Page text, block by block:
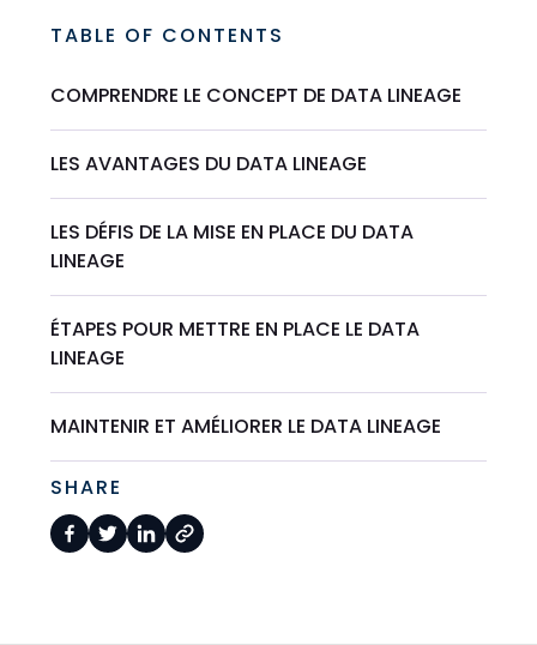
TABLE OF CONTENTS
COMPRENDRE LE CONCEPT DE DATA LINEAGE
LES AVANTAGES DU DATA LINEAGE
LES DÉFIS DE LA MISE EN PLACE DU DATA
LINEAGE
ÉTAPES POUR METTRE EN PLACE LE DATA
LINEAGE
MAINTENIR ET AMÉLIORER LE DATA LINEAGE
SHARE